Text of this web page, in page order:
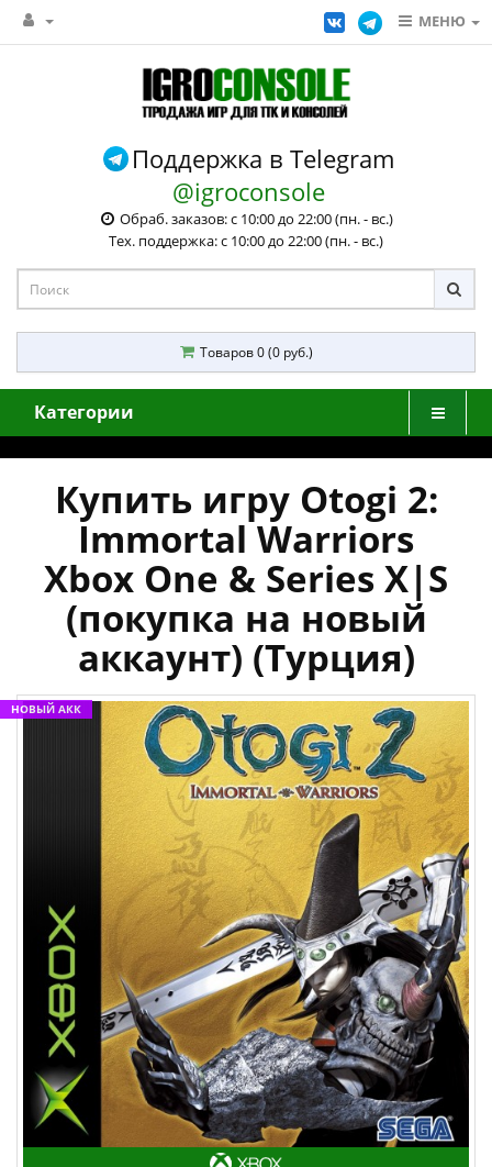
МЕНЮ
Поддержка в Telegram
@igroconsole
Обраб. заказов: с 10:00 до 22:00 (пн. - вс.)
Тех. поддержка: с 10:00 до 22:00 (пн. - вс.)
Товаров 0 (0 руб.)
Категории
Купить игру Otogi 2:
Immortal Warriors
Xbox One & Series X|S
(покупка на новый
аккаунт) (Турция)
НОВЫЙ АКК